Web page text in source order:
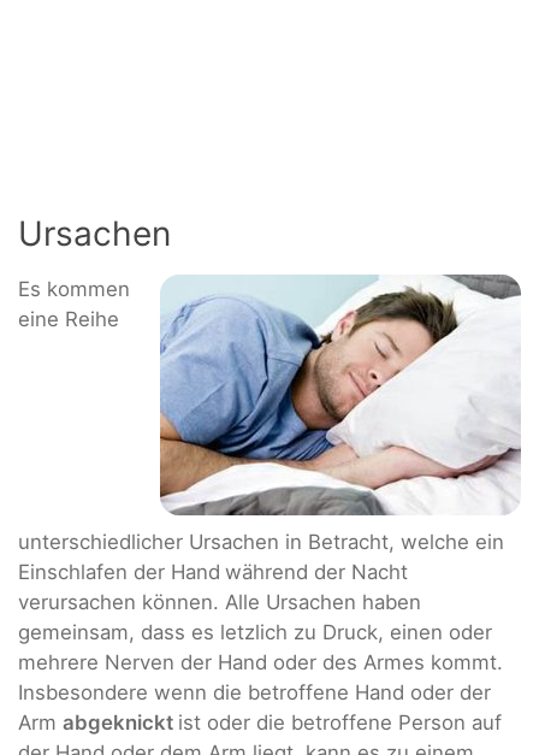
Ursachen
Es kommen
eine Reihe
unterschiedlicher Ursachen in Betracht, welche ein
Einschlafen der Hand während der Nacht
verursachen können. Alle Ursachen haben
gemeinsam, dass es letzlich zu Druck, einen oder
mehrere Nerven der Hand oder des Armes kommt.
Insbesondere wenn die betroffene Hand oder der
Arm abgeknickt ist oder die betroffene Person auf